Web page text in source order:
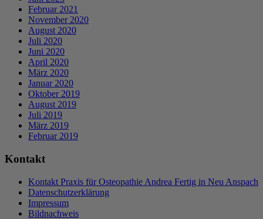
Februar 2021
November 2020
August 2020
Juli 2020
Juni 2020
April 2020
März 2020
Januar 2020
Oktober 2019
August 2019
Juli 2019
März 2019
Februar 2019
Kontakt
Kontakt Praxis für Osteopathie Andrea Fertig in Neu Anspach
Datenschutzerklärung
Impressum
Bildnachweis